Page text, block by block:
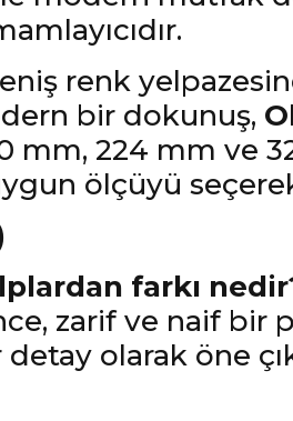
renk
bir dokunuş,
mm, 224 mm
ölçüyü
farkı
zarif ve naif bir
olarak öne